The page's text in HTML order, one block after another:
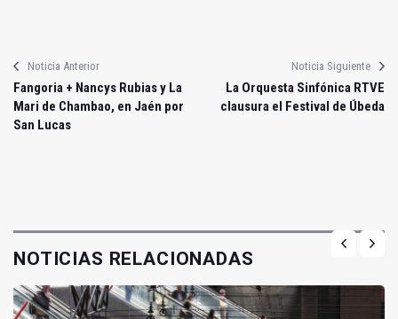
Noticia Anterior
Fangoria + Nancys Rubias y La
Mari de Chambao, en Jaén por
San Lucas
Noticia Siguiente
La Orquesta Sinfónica RTVE
clausura el Festival de Úbeda
NOTICIAS RELACIONADAS